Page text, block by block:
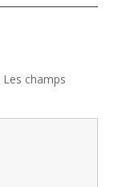
Les champs